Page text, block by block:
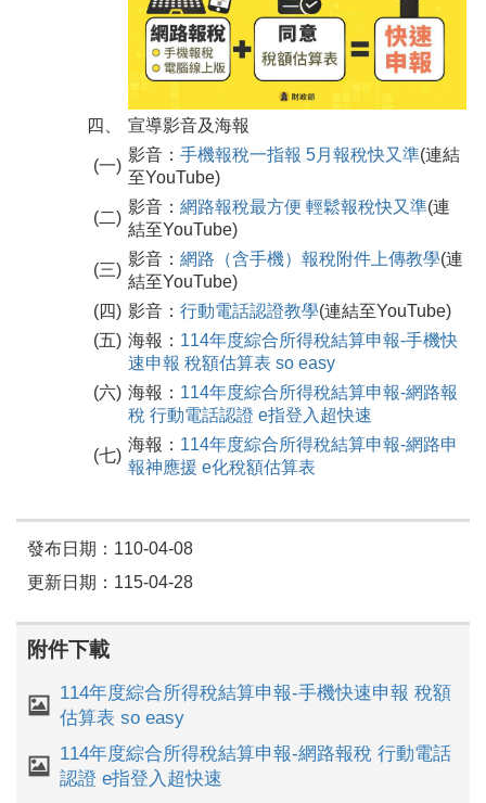
四、 宣導影音及海報
(一)
影音： 手機報稅一指報 5月報稅快又準(連結
至YouTube)
(二)
影音： 網路報稅最方便 輕鬆報稅快又準(連
結至YouTube)
(三)
影音： 網路（含手機）報稅附件上傳教學(連
結至YouTube)
(四) 影音： 行動電話認證教學(連結至YouTube)
(五) 海報： 114年度綜合所得稅結算申報-手機快
速申報 稅額估算表 so easy
(六) 海報： 114年度綜合所得稅結算申報-網路報
稅 行動電話認證 e指登入超快速
(七)
海報： 114年度綜合所得稅結算申報-網路申
報神應援 e化稅額估算表
發布日期：110-04-08
更新日期：115-04-28
附件下載
114年度綜合所得稅結算申報-手機快速申報 稅額
估算表 so easy
114年度綜合所得稅結算申報-網路報稅 行動電話
認證 e指登入超快速